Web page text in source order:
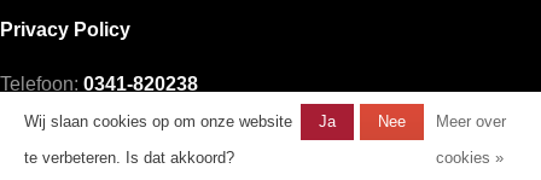
Privacy Policy
Telefoon: 0341-820238
E-mail:
klantenservice@mystore.nl
Wij slaan cookies op om onze website
te verbeteren. Is dat akkoord?
Ja Nee
Meer over
cookies »